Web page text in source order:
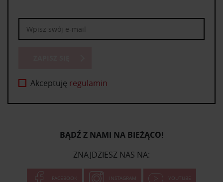
Akceptuję regulamin
BĄDŹ Z NAMI NA BIEŻĄCO!
ZNAJDZIESZ NAS NA:
FACEBOOK INSTAGRAM YOUTUBE